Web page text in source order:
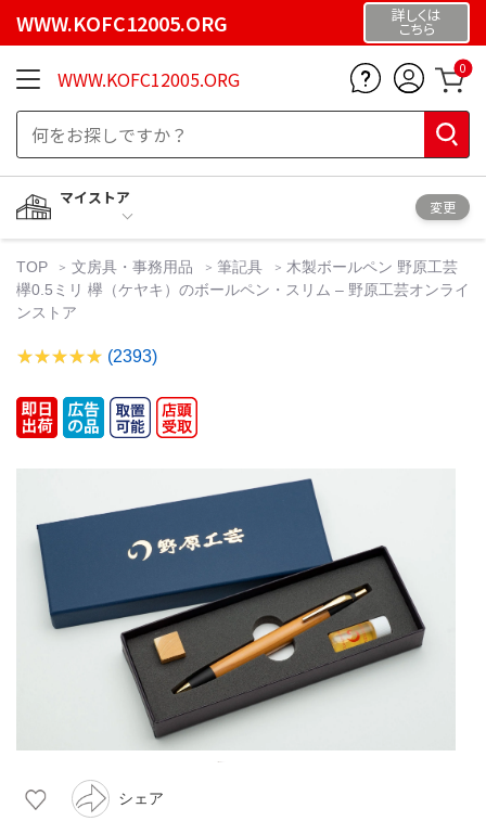
WWW.KOFC12005.ORG 詳しくは
こちら
WWW.KOFC12005.ORG 0
マイストア
変更
TOP 文房具・事務用品 筆記具
木製ボールペン 野原工芸
欅0.5ミリ 欅（ケヤキ）のボールペン・スリム – 野原工芸オンライ
ンストア
(2393)
シェア